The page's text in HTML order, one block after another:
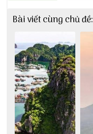
Bài viết cùng chủ đề: